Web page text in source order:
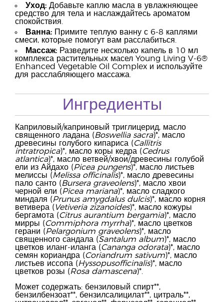
Уход: Добавьте каплю масла в увлажняющее
средство для тела и наслаждайтесь ароматом
спокойствия.
Ванна: Примите теплую ванну с 6-8 каплями
смеси, которые помогут вам расслабиться.
Массаж: Разведите несколько капель в 10 мл
комплекса растительных масел Young Living V-6®
Enhanced Vegetable Oil Complex и используйте
для расслабляющего массажа.
Ингредиенты
Каприловый/каприновый триглицерид, масло
священного ладана (Boswellia sacra)*, масло
древесины голубого кипариса (Callitris
intratropica)*, масло коры кедра (Cedrus
atlantica)*, масло ветвей/хвои/древесины голубой
ели из Айдахо (Picea pungens)*, масло листьев
мелиссы (Melissa officinalis)*, масло древесины
пало санто (Bursera graveolens)*, масло хвои
черной ели (Picea mariana)*, масло сладкого
миндаля (Prunus amygdalus dulcis)*, масло корня
ветивера ( Vetiveria zizanoides)*, масло кожуры
бергамота (Citrus aurantium bergamia)*, масло
мирры (Commiphora myrrha)*, масло цветков
герани (Pelargonium graveolens)*, масло
священного сандала (Santalum album)*, масло
цветков иланг-иланга (Cananga odorata)*, масло
семян кориандра (Coriandrum sativum)*, масло
листьев иссопа (Hyssopusofficinalis)*, масло
цветков розы (Rosa damascena)*.
Может содержать: бензиловый спирт**,
бензилбензоат**, бензилсалицилат**, цитраль**,